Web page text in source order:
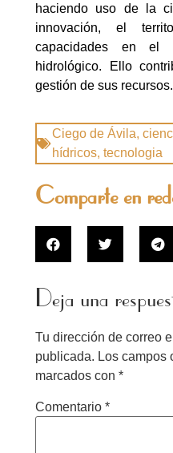
haciendo uso de la
innovación, el
capacidades en el
hidrológico. Ello
gestión de sus recursos.
Ciego de Ávila,
hídricos, tecnologia
Comparte en
Deja una
Tu dirección de correo
publicada. Los campos
marcados con *
Comentario *